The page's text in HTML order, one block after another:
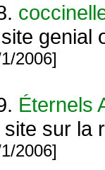
genial
2006]
Éternels
site sur la
2006]